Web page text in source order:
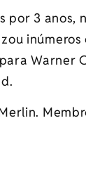
por 3 anos,
Warner